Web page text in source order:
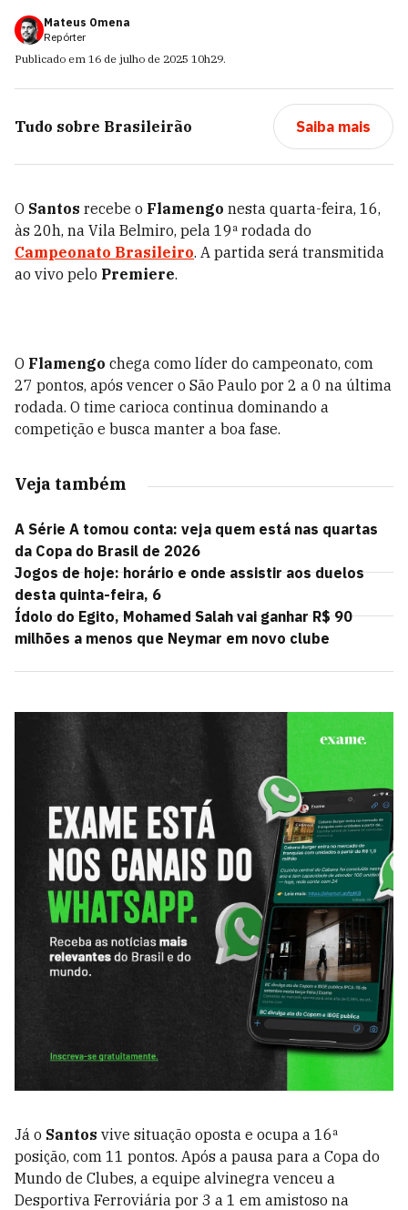
Mateus Omena
Repórter
Publicado em 16 de julho de 2025 10h29.
Tudo sobre Brasileirão Saiba mais
O Santos recebe o Flamengo nesta quarta-feira, 16,
às 20h, na Vila Belmiro, pela 19ª rodada do
Campeonato Brasileiro. A partida será transmitida
ao vivo pelo Premiere.
O Flamengo chega como líder do campeonato, com
27 pontos, após vencer o São Paulo por 2 a 0 na última
rodada. O time carioca continua dominando a
competição e busca manter a boa fase.
Veja também
A Série A tomou conta: veja quem está nas quartas
da Copa do Brasil de 2026
Jogos de hoje: horário e onde assistir aos duelos
desta quinta-feira, 6
Ídolo do Egito, Mohamed Salah vai ganhar R$ 90
milhões a menos que Neymar em novo clube
Já o Santos vive situação oposta e ocupa a 16ª
posição, com 11 pontos. Após a pausa para a Copa do
Mundo de Clubes, a equipe alvinegra venceu a
Desportiva Ferroviária por 3 a 1 em amistoso na